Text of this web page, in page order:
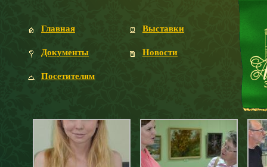
Главная
Документы
Посетителям
Выставки
Новости